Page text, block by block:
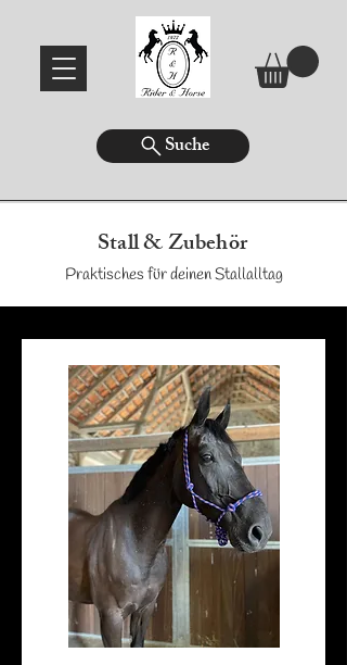
Suche
Stall & Zubehör
Praktisches für deinen Stallalltag